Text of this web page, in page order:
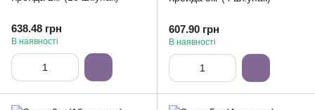
638.48 грн
В наявності
607.90 грн
В наявності